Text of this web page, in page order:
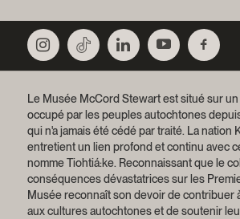
Le Musée McCord Stewart est situé sur
occupé par les peuples autochtones
qui n'a jamais été cédé par traité. La nation
entretient un lien profond et continu avec
nomme Tiohtiá:ke. Reconnaissant que le
conséquences dévastatrices sur les
Musée reconnaît son devoir de contribuer
aux cultures autochtones et de soutenir